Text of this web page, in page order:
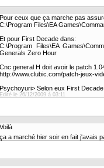
Pour ceux que ça marche pas
C:\Program Files\EA
Et pour First Decade dans:
C:\Program Files\EA
Generals Zero Hour
Cnc general H doit avoir le patch
http://www.clubic.com/patch-jeux-
Psychoyuri> Selon eux First
Edité le 26/12/2009 à 03:11
Voilà
ça a marché hier soir en fait j'avais